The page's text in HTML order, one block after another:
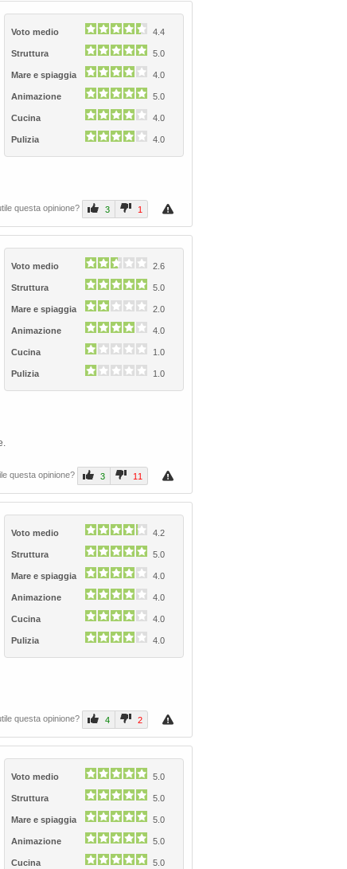
Voto medio
4.4
Struttura 5.0
Mare e spiaggia 4.0
Animazione 5.0
Cucina 4.0
Pulizia 4.0
questa opinione? 3 1
Voto medio
2.6
Struttura 5.0
Mare e spiaggia 2.0
Animazione 4.0
Cucina 1.0
Pulizia 1.0
questa opinione? 3 11
Voto medio
4.2
Struttura 5.0
Mare e spiaggia 4.0
Animazione 4.0
Cucina 4.0
Pulizia 4.0
questa opinione? 4 2
Voto medio
5.0
Struttura 5.0
Mare e spiaggia 5.0
Animazione 5.0
Cucina 5.0